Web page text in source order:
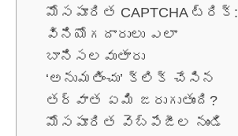
మోసపూరిత CAPTCHA ట్రిక్:
వినియోగదారులు ఎలా
బానిసలవుతారు
‘అనుమతించు’ క్లిక్ చేసిన
తర్వాత ఏమి జరుగుతుంది?
మోసపూరిత వెబ్‌పేజీల నుండి